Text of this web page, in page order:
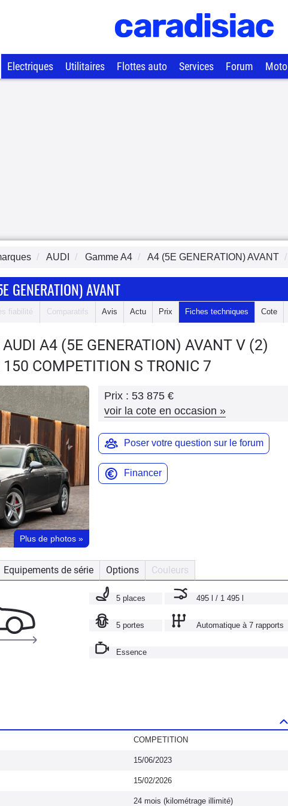
Electriques Utilitaires Flottes auto Services Forum Moto
AUDI GammeA4 A4 (5E GENERATION) AVANT
GENERATION) AVANT
fiabilité Comparatifs Avis Actu Prix Fiches techniques Cote
A4 (5E GENERATION) AVANT V (2)
COMPETITION S TRONIC 7
Plus de photos »
Prix : 53 875 €
voir la cote en occasion »
Poser votre question sur le forum
Financer
Equipements de série Options Couleurs
5 places 495 l / 1 495 l
5 portes Automatique à 7 rapports
Essence
COMPETITION
15/06/2023
15/02/2026
24 mois (kilométrage illimité)